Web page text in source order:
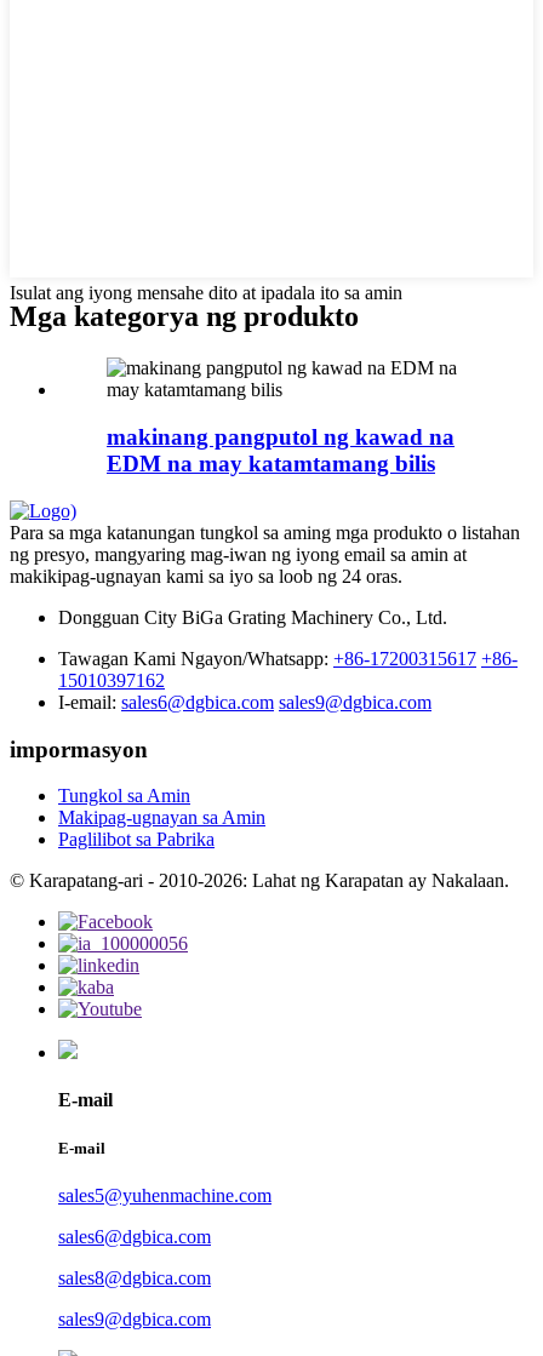
Isulat ang iyong mensahe dito at ipadala ito sa amin
Mga kategorya ng produkto
makinang pangputol ng kawad na
EDM na may katamtamang bilis
Para sa mga katanungan tungkol sa aming mga produkto o listahan
ng presyo, mangyaring mag-iwan ng iyong email sa amin at
makikipag-ugnayan kami sa iyo sa loob ng 24 oras.
Dongguan City BiGa Grating Machinery Co., Ltd.
Tawagan Kami Ngayon/Whatsapp: +86-17200315617 +86-
15010397162
I-email: sales6@dgbica.com sales9@dgbica.com
impormasyon
Tungkol sa Amin
Makipag-ugnayan sa Amin
Paglilibot sa Pabrika
© Karapatang-ari - 2010-2026: Lahat ng Karapatan ay Nakalaan.
E-mail
E-mail
sales5@yuhenmachine.com
sales6@dgbica.com
sales8@dgbica.com
sales9@dgbica.com